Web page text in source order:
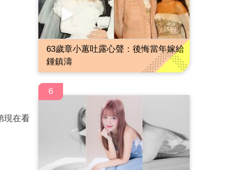
現在看
63歲章小蕙吐露心聲：後悔當年嫁給
鍾鎮濤
6